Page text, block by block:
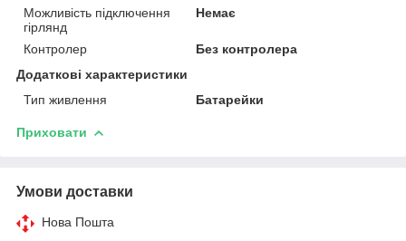
Можливість підключення
гірлянд
Немає
Контролер
Без контролера
Додаткові характеристики
Тип живлення
Батарейки
Приховати
Умови доставки
Нова Пошта